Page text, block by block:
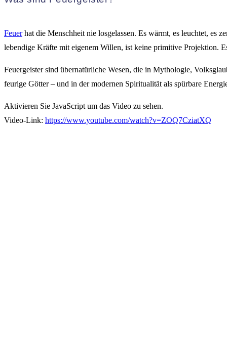
Feuerhat die Menschheit nie losgelassen. Es wärmt, es leuchtet, es
lebendige Kräfte mit eigenem Willen, ist keine primitive Projektion.
Feuergeister sind übernatürliche Wesen, die in Mythologie,
feurige Götter – und in der modernen Spiritualität als spürbare
Aktivieren Sie JavaScript um das Video zu sehen.
Video-Link: https://www.youtube.com/watch?v=ZOQ7CziatXQ